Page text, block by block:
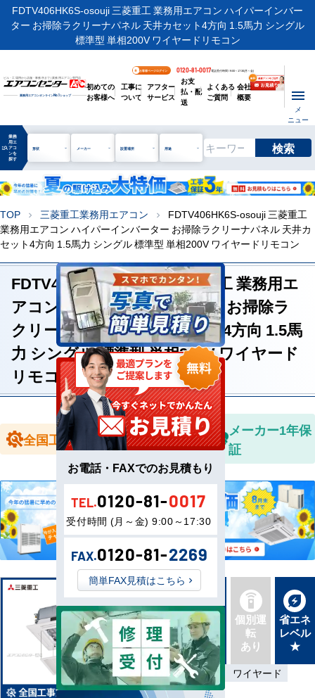
FDTV406HK6S-osouji 三菱重工 業務用エアコン ハイパーインバー
ター お掃除ラクリーナパネル 天井カセット4方向 1.5馬力 シングル
標準型 単相200V ワイヤードリモコン
ビル・工場用から店舗・事務所まで | 業務用エアコン専門店
業務用エアコンオンラインNo.1ショップ
お客様ページログイン 0120-81-0017電話受付時間 / 9:00～17:30(月～金)
初めての
お客様へ
工事に
ついて
アフター
サービス
お支
払・配
送
よくある
ご質問
会社
概要
メ
ニュー
manage_search
業務
用エ
アコ
ンを
探す
形状 メーカー 設置場所 用途 検索
TOP chevron_right 三菱重工業務用エアコン chevron_right
FDTV406HK6S-osouji 三菱重工
業務用エアコン ハイパーインバーター お掃除ラクリーナパネル 天井カ
セット4方向 1.5馬力 シングル 標準型 単相200V ワイヤードリモコン
FDTV406HK6S-osouji 三菱重工 業務用エ
アコン ハイパーインバーター お掃除ラ
クリーナパネル 天井カセット4方向 1.5馬
力 シングル 標準型 単相200V ワイヤード
リモコン
全国工事対応
全国送料無
料
メーカー1年保
証
新品直
送
最新機
種
同機種
タイプ
別あり
個別運
転
あり
省エネ
レベル
★
標準 単相200V ワイヤード
お電話・FAXでのお見積もり
TEL.0120-81-0017
受付時間 (月～金) 9:00～17:30
FAX.0120-81-2269
簡単FAX見積はこちら